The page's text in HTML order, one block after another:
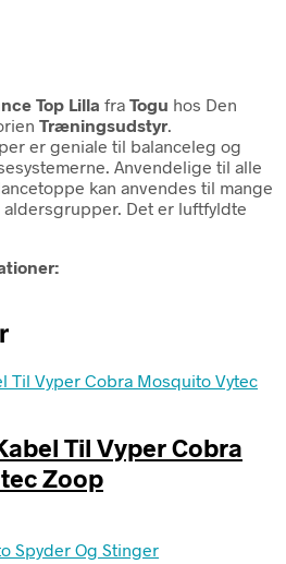
Top Lilla fra Togu hos Den
Træningsudstyr.
er geniale til balanceleg og
Anvendelige til alle
kan anvendes til mange
Det er luftfyldte
Til Vyper Cobra
Zoop